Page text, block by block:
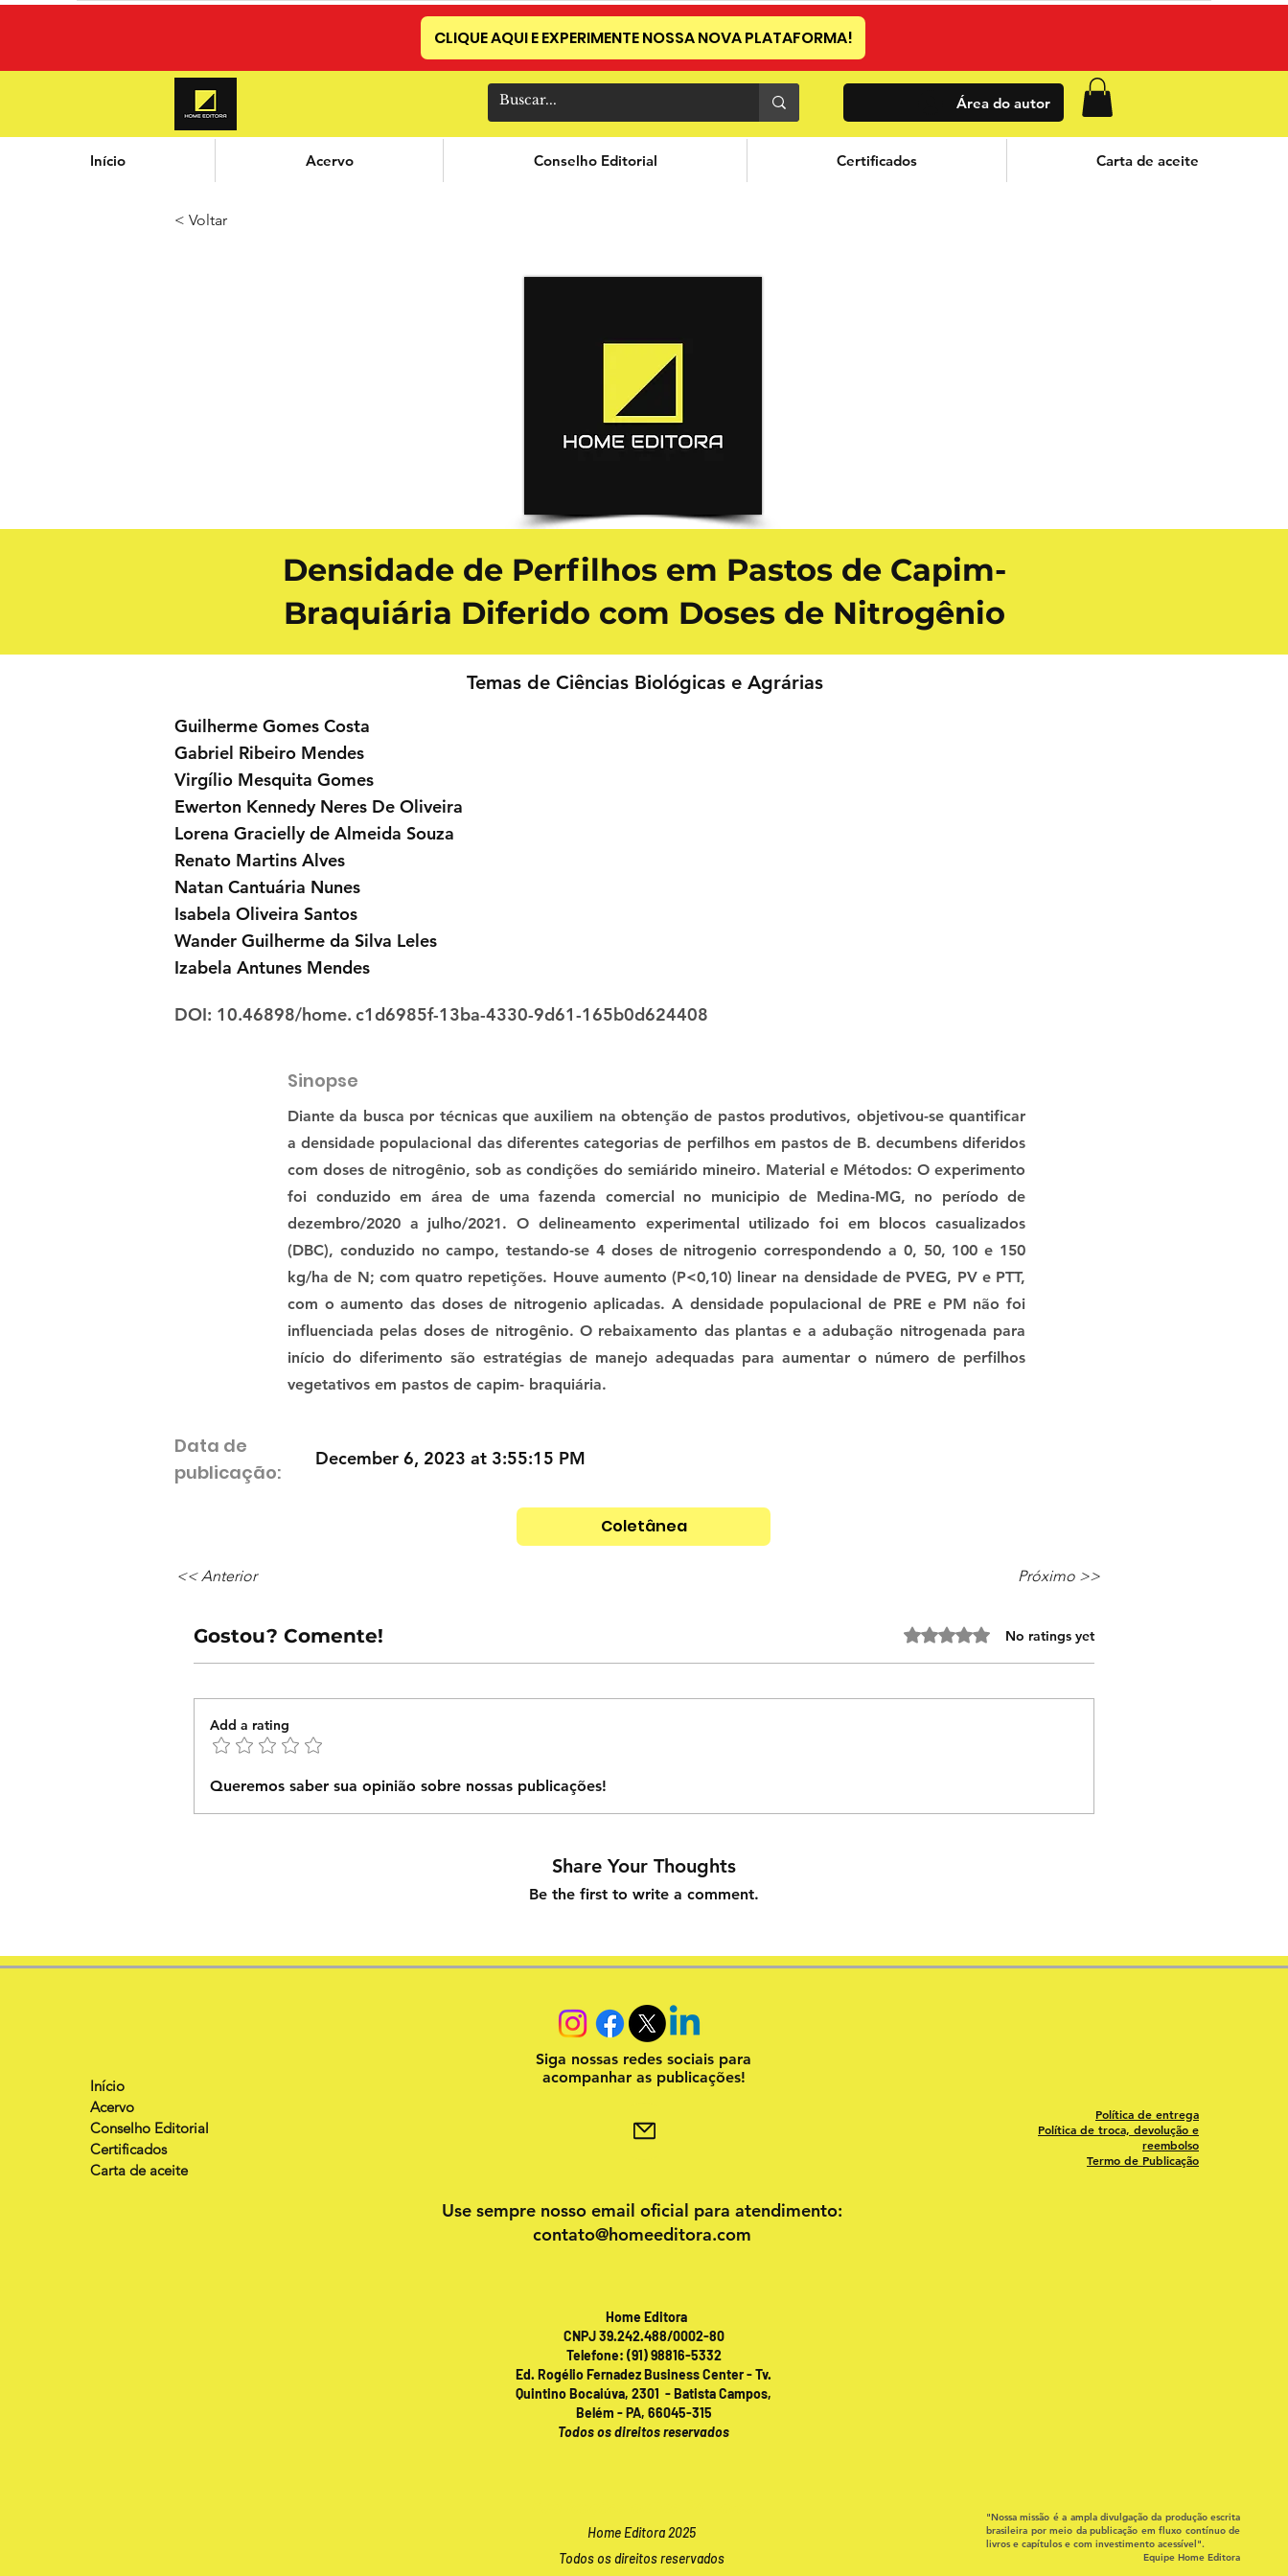
Área do autor
CLIQUE AQUI E EXPERIMENTE NOSSA NOVA PLATAFORMA!
Início Acervo Conselho Editorial Certificados Carta de aceite
< Voltar
Densidade de Perfilhos em Pastos de Capim-
Braquiária Diferido com Doses de Nitrogênio
Temas de Ciências Biológicas e Agrárias
Guilherme Gomes Costa
Gabriel Ribeiro Mendes
Virgílio Mesquita Gomes
Ewerton Kennedy Neres De Oliveira
Lorena Gracielly de Almeida Souza
Renato Martins Alves
Natan Cantuária Nunes
Isabela Oliveira Santos
Wander Guilherme da Silva Leles
Izabela Antunes Mendes
DOI: 10.46898/home. c1d6985f-13ba-4330-9d61-165b0d624408
Sinopse
Diante da busca por técnicas que auxiliem na obtenção de pastos produtivos, objetivou-se quantificar
a densidade populacional das diferentes categorias de perfilhos em pastos de B. decumbens diferidos
com doses de nitrogênio, sob as condições do semiárido mineiro. Material e Métodos: O experimento
foi conduzido em área de uma fazenda comercial no municipio de Medina-MG, no período de
dezembro/2020 a julho/2021. O delineamento experimental utilizado foi em blocos casualizados
(DBC), conduzido no campo, testando-se 4 doses de nitrogenio correspondendo a 0, 50, 100 e 150
kg/ha de N; com quatro repetições. Houve aumento (P<0,10) linear na densidade de PVEG, PV e PTT,
com o aumento das doses de nitrogenio aplicadas. A densidade populacional de PRE e PM não foi
influenciada pelas doses de nitrogênio. O rebaixamento das plantas e a adubação nitrogenada para
início do diferimento são estratégias de manejo adequadas para aumentar o número de perfilhos
vegetativos em pastos de capim- braquiária.
Data de
publicação:
December 6, 2023 at 3:55:15 PM
Coletânea
<< Anterior Próximo >>
Gostou? Comente! Rated 0 out of 5 stars. No ratings yet
Add a rating
Queremos saber sua opinião sobre nossas publicações!
Share Your Thoughts
Be the first to write a comment.
Início
Acervo
Conselho Editorial
Certificados
Carta de aceite
Siga nossas redes sociais para
acompanhar as publicações!
Política de entrega
Política de troca, devolução e
reembolso
Termo de Publicação
Use sempre nosso email oficial para atendimento:
contato@homeeditora.com
Home Editora
CNPJ 39.242.488/0002-80
Telefone: (91) 98816-5332
Ed. Rogélio Fernadez Business Center - Tv.
Quintino Bocaiúva, 2301 - Batista Campos,
Belém - PA, 66045-315
Todos os direitos reservados
Home Editora 2025
Todos os direitos reservados
"Nossa missão é a ampla divulgação da produção escrita
brasileira por meio da publicação em fluxo contínuo de
livros e capítulos e com investimento acessível".
Equipe Home Editora